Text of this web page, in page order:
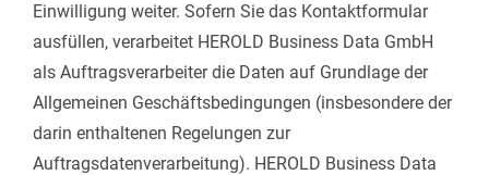
Einwilligung weiter. Sofern Sie das Kontaktformular
ausfüllen, verarbeitet HEROLD Business Data GmbH
als Auftragsverarbeiter die Daten auf Grundlage der
Allgemeinen Geschäftsbedingungen (insbesondere der
darin enthaltenen Regelungen zur
Auftragsdatenverarbeitung). HEROLD Business Data